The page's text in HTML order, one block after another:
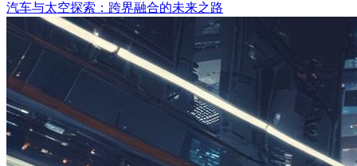
汽车与太空探索：跨界融合的未来之路